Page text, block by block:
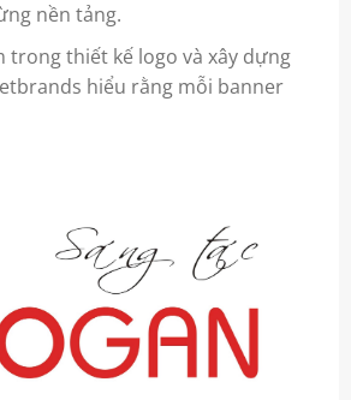
nền tảng.
trong thiết kế logo và xây dựng
hiểu rằng mỗi banner